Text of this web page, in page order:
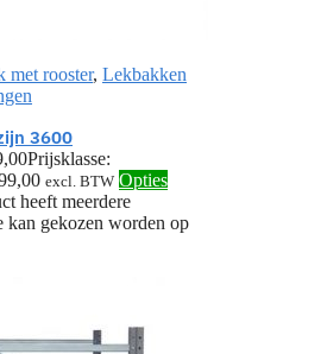
met rooster, Lekbakken
3600
Prijsklasse:
excl. BTW Opties
heeft meerdere
kan gekozen worden op